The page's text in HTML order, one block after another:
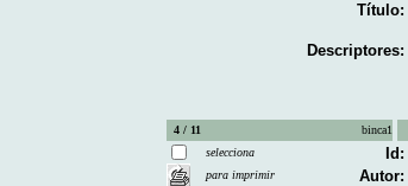
Título:
Descriptores:
4 / 11
binca1
selecciona
para imprimir
Id:
Autor: